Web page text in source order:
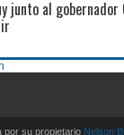
junto al gobernador
por su propietario Nelson